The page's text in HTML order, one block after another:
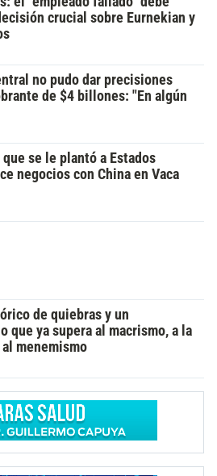
crucial sobre Eurnekian y
no pudo dar precisiones
de $4 billones: "En algún
que se le plantó a Estados
negocios con China en Vaca
de quiebras y un
que ya supera al macrismo, a la
menemismo